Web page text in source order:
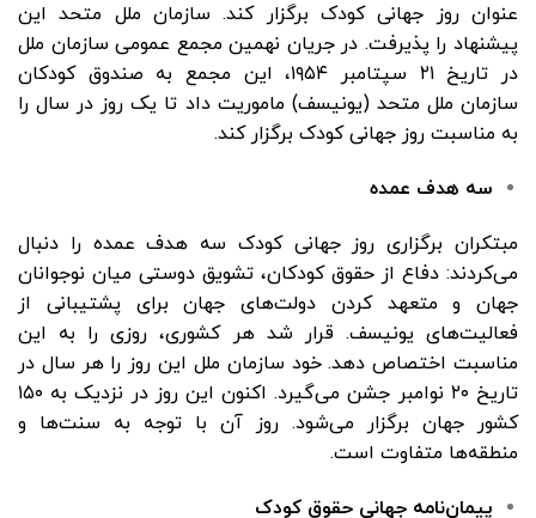
عنوان روز جهانی کودک برگزار کند. سازمان ملل متحد این
پیشنهاد را پذیرفت. در جریان نهمین مجمع عمومی سازمان ملل
در تاریخ ۲۱ سپتامبر ۱۹۵۴، این مجمع به صندوق کودکان
سازمان ملل متحد (یونیسف) ماموریت داد تا یک روز در سال را
به مناسبت روز جهانی کودک برگزار کند.
سه هدف عمده
مبتکران برگزاری روز جهانی کودک سه هدف عمده را دنبال
می‌کردند: دفاع از حقوق کودکان، تشویق دوستی میان نوجوانان
جهان و متعهد کردن دولت‌های جهان برای پشتیبانی از
فعالیت‌های یونیسف. قرار شد هر کشوری، روزی را به این
مناسبت اختصاص دهد. خود سازمان ملل این روز را هر سال در
تاریخ ۲۰ نوامبر جشن می‌گیرد. اکنون این روز در نزدیک به ۱۵۰
کشور جهان برگزار می‌شود. روز آن با توجه به سنت‌ها و
منطقه‌ها متفاوت است.
پیمان‌نامه جهانی حقوق کودک